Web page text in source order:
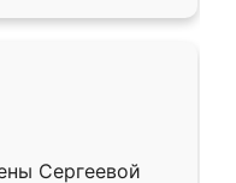
Сергеевой